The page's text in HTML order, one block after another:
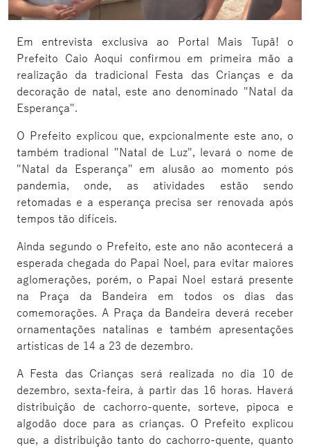
Em entrevista exclusiva ao Portal Mais Tupã! o
Prefeito Caio Aoqui confirmou em primeira mão a
realização da tradicional Festa das Crianças e da
decoração de natal, este ano denominado "Natal da
Esperança".
O Prefeito explicou que, expcionalmente este ano, o
também tradional "Natal de Luz", levará o nome de
"Natal da Esperança" em alusão ao momento pós
pandemia, onde, as atividades estão sendo
retomadas e a esperança precisa ser renovada após
tempos tão difíceis.
Ainda segundo o Prefeito, este ano não acontecerá a
esperada chegada do Papai Noel, para evitar maiores
aglomerações, porém, o Papai Noel estará presente
na Praça da Bandeira em todos os dias das
comemorações. A Praça da Bandeira deverá receber
ornamentações natalinas e também apresentações
artísticas de 14 a 23 de dezembro.
A Festa das Crianças será realizada no dia 10 de
dezembro, sexta-feira, à partir das 16 horas. Haverá
distribuição de cachorro-quente, sorteve, pipoca e
algodão doce para as crianças. O Prefeito explicou
que, a distribuição tanto do cachorro-quente, quanto